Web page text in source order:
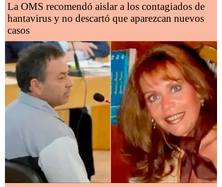
La OMS recomendó aislar a los contagiados de
hantavirus y no descartó que aparezcan nuevos
casos